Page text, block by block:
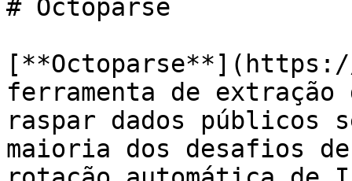
# Octoparse
[**Octoparse**](https://
ferramenta de
raspar dados públicos
maioria dos desafios